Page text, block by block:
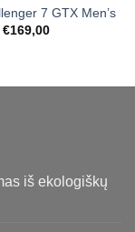
7 GTX Men’s
€169,00Price
iš ekologiškų